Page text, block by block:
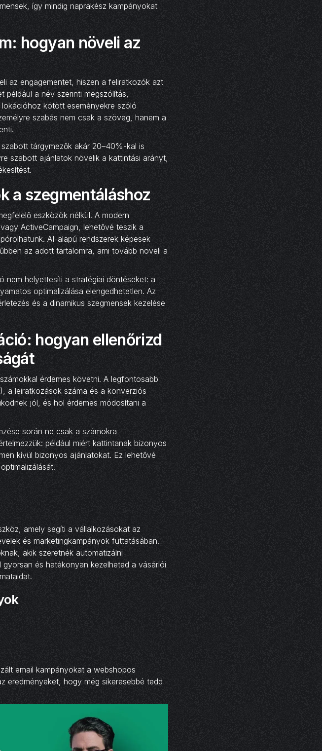
így mindig naprakész kampányokat
hogyan növeli az
az engagementet, hiszen a feliratkozók azt
például a név szerinti megszólítás,
kötött eseményekre szóló
szabás nem csak a szöveg, hanem a
tárgymezők akár 20–40%-kal is
szabott ajánlatok növelik a kattintási arányt,
a szegmentáláshoz
eszközök nélkül. A modern
ActiveCampaign, lehetővé teszik a
AI-alapú rendszerek képesek
az adott tartalomra, ami tovább növeli a
nem helyettesíti a stratégiai döntéseket: a
optimalizálása elengedhetetlen. Az
és a dinamikus szegmensek kezelése
hogyan ellenőrizd
érdemes követni. A legfontosabb
a leiratkozások száma és a konverziós
jól, és hol érdemes módosítani a
során ne csak a számokra
például miért kattintanak bizonyos
kívül bizonyos ajánlatokat. Ez lehetővé
amely segíti a vállalkozásokat az
és marketingkampányok futtatásában.
akik szeretnék automatizálni
és hatékonyan kezelheted a vásárlói
email kampányokat a webshopos
eredményeket, hogy még sikeresebbé tedd